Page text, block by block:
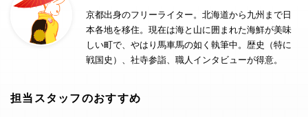
京都出身のフリーライター。北海道から九州まで日
本各地を移住。現在は海と山に囲まれた海鮮が美味
しい町で、やはり馬車馬の如く執筆中。歴史（特に
戦国史）、社寺参詣、職人インタビューが得意。
担当スタッフのおすすめ